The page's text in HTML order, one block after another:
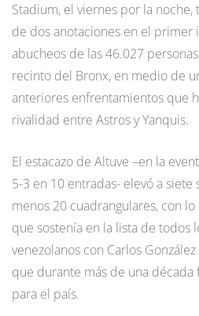
Stadium, el viernes por la
de dos anotaciones en el primer
abucheos de las 46.027
recinto del Bronx, en medio de
anteriores enfrentamientos que
rivalidad entre Astros y Yanquis.
El estacazo de Altuve –en la
5-3 en 10 entradas- elevó a siete
menos 20 cuadrangulares, con
que sostenía en la lista de todos
venezolanos con Carlos
que durante más de una
para el país.